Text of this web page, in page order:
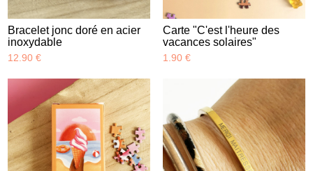
Bracelet jonc doré en acier
inoxydable
12.90 €
Carte "C'est l'heure des
vacances solaires"
1.90 €